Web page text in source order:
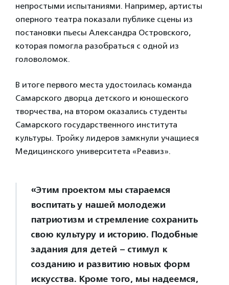
непростыми испытаниями. Например, артисты
оперного театра показали публике сцены из
постановки пьесы Александра Островского,
которая помогла разобраться с одной из
головоломок.
В итоге первого места удостоилась команда
Самарского дворца детского и юношеского
творчества, на втором оказались студенты
Самарского государственного института
культуры. Тройку лидеров замкнули учащиеся
Медицинского университета «Реавиз».
«Этим проектом мы стараемся
воспитать у нашей молодежи
патриотизм и стремление сохранить
свою культуру и историю. Подобные
задания для детей – стимул к
созданию и развитию новых форм
искусства. Кроме того, мы надеемся,